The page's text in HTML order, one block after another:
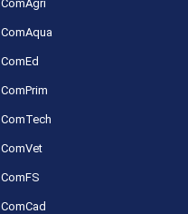
ComAgri
ComAqua
ComEd
ComPrim
ComTech
ComVet
ComFS
ComCad